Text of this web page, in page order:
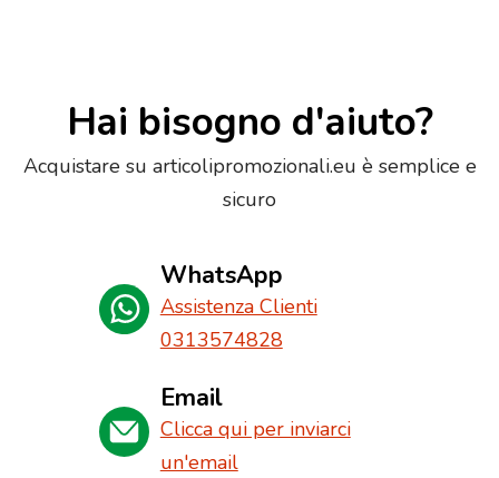
Hai bisogno d'aiuto?
Acquistare su articolipromozionali.eu è semplice e
sicuro
WhatsApp
Assistenza Clienti
0313574828
Email
Clicca qui per inviarci
un'email